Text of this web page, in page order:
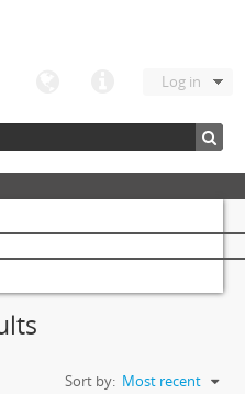
Log in
Sort by: Most recent